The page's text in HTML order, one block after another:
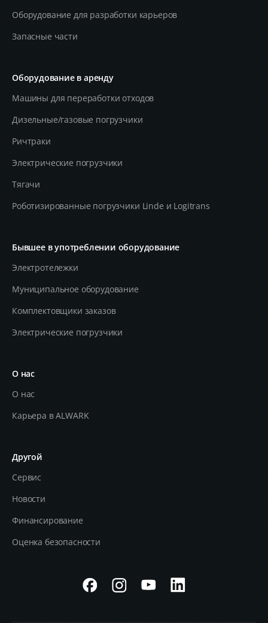
Оборудование для разработки карьеров
Запасные части
Оборудование в аренду
Машины для переработки отходов
Дизельные/газовые погрузчики
Ричтраки
Электрические погрузчики
Тягачи
Роботизированные погрузчики Linde и Logitrans
Бывшее в употреблении оборудование
Электротележки
Муниципальное оборудование
Комплектовщики заказов
Электрические погрузчики
О нас
О нас
Карьера в ALWARK
Другой
Сервис
Новости
Финансирование
Оценка безопасности